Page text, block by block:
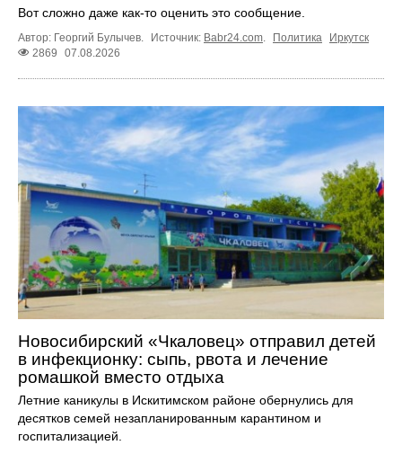
Вот сложно даже как-то оценить это сообщение.
Автор: Георгий Булычев. Источник: Babr24.com Политика
Иркутск
2869
07.08.2026
Новосибирский «Чкаловец» отправил детей
в инфекционку: сыпь, рвота и лечение
ромашкой вместо отдыха
Летние каникулы в Искитимском районе обернулись для
десятков семей незапланированным карантином и
госпитализацией.